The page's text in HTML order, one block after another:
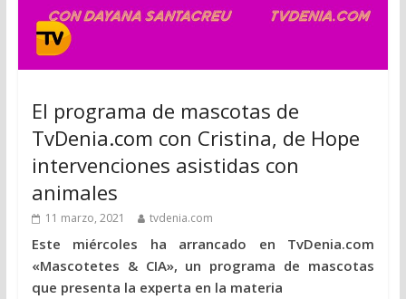
El programa de mascotas de
TvDenia.com con Cristina, de Hope
intervenciones asistidas con
animales
11 marzo, 2021 tvdenia.com
Este miércoles ha arrancado en TvDenia.com
«Mascotetes & CIA», un programa de mascotas
que presenta la experta en la materia